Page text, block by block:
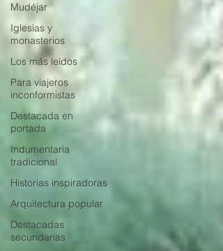
Mudéjar
Iglesias y
monasterios
Los más leídos
Para viajeros
inconformistas
Destacada en
portada
Indumentaria
tradicional
Historias inspiradoras
Arquitectura popular
Destacadas
secundarias